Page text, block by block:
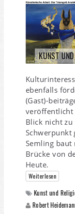
KUNST
ebenfalls
(Gast)-
veröffentlicht
Blick nicht zu
Schwerpunkt
Semling baut
Brücke von
Heute.
Weiterlesen
Kunst und
Robert